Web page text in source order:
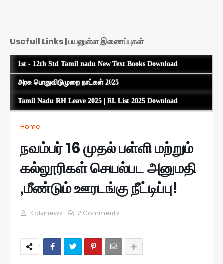
Usefull Links | பயனுள்ள இணைப்புகள்
1st - 12th Std Tamil nadu New Text Books Download
அரசு பொதுவிடுமுறை நாட்கள் 2025
Tamil Nadu RH Leave 2025 | RL List 2025 Download
Home
நவம்பர் 16 முதல் பள்ளி மற்றும்
கல்லூரிகள் செயல்பட அனுமதி
,மீண்டும் ஊரடங்கு நீட்டிப்பு!
Kalvinews 2 Comments